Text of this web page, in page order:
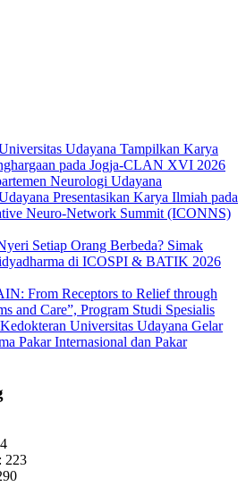
Udayana Tampilkan Karya
pada Jogja-CLAN XVI 2026
Neurologi Udayana
Presentasikan Karya Ilmiah pada
Neuro-Network Summit (ICONNS)
Setiap Orang Berbeda? Simak
di ICOSPI & BATIK 2026
From Receptors to Relief through
and Care”, Program Studi Spesialis
Universitas Udayana Gelar
Pakar Internasional dan Pakar
223